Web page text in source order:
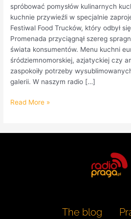
spróbować pomysłów kulinarnych
kuchnie przywieźli w specjalnie
Festiwal Food Trucków, który odbył
Promenada przyciągnął szereg
świata konsumentów. Menu kuchni
śródziemnomorskiej, azjatyckiej czy
zaspokoiły potrzeby
galerii. W naszym radio […]
Read More »
The blog